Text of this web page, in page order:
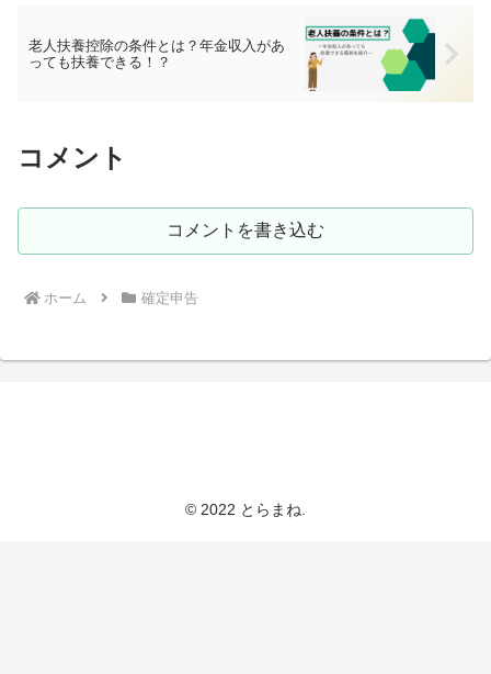
老人扶養控除の条件とは？年金収入があ
っても扶養できる！？
コメント
コメントを書き込む
ホーム 確定申告
© 2022 とらまね.